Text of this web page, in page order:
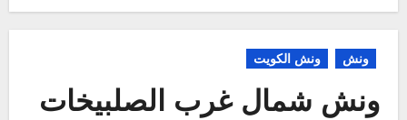
ونش ونش الكويت
ونش شمال غرب الصلبيخات